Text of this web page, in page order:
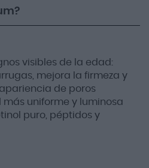
visibles de la edad:
mejora la firmeza y
de poros
uniforme y luminosa
puro, péptidos y